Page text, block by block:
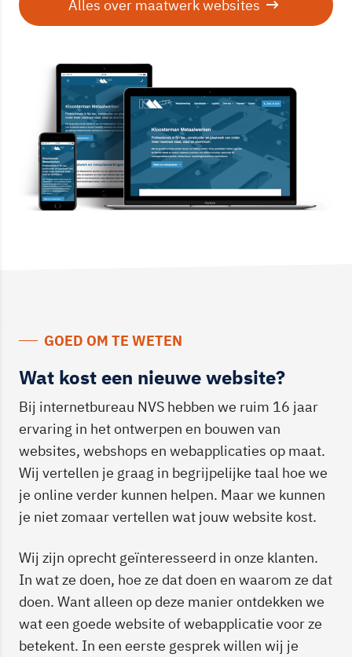
Alles over maatwerk websites
GOED OM TE WETEN
Wat kost een nieuwe website?
Bij internetbureau NVS hebben we ruim 16 jaar
ervaring in het ontwerpen en bouwen van
websites, webshops en webapplicaties op maat.
Wij vertellen je graag in begrijpelijke taal hoe we
je online verder kunnen helpen. Maar we kunnen
je niet zomaar vertellen wat jouw website kost.
Wij zijn oprecht geïnteresseerd in onze klanten.
In wat ze doen, hoe ze dat doen en waarom ze dat
doen. Want alleen op deze manier ontdekken we
wat een goede website of webapplicatie voor ze
betekent. In een eerste gesprek willen wij je